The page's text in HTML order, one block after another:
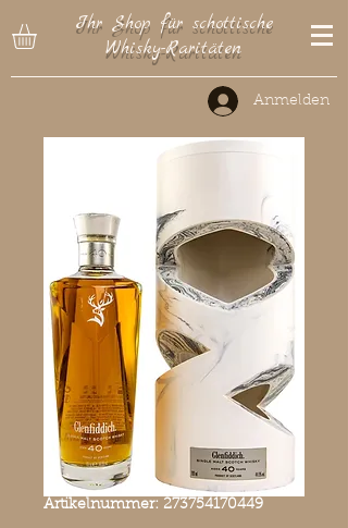
Ihr Shop für schottische
Whisky-Raritäten
Anmelden
Artikelnummer: 273754170449